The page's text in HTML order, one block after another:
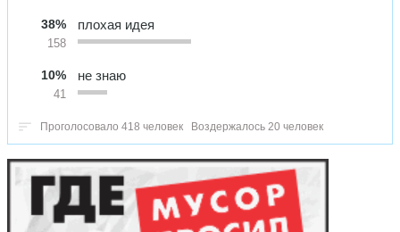
38%
158
плохая идея
10%
41
не знаю
Проголосовало 418 человек Воздержалось 20 человек